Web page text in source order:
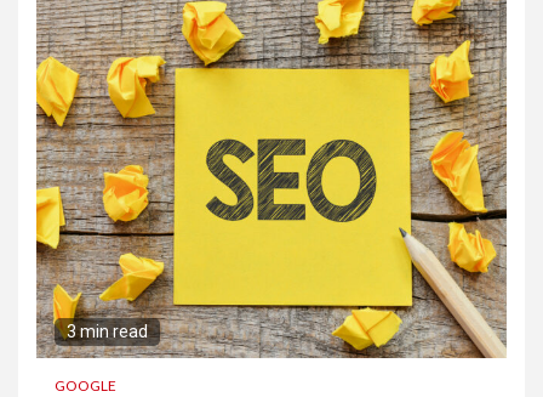
3 min read
GOOGLE